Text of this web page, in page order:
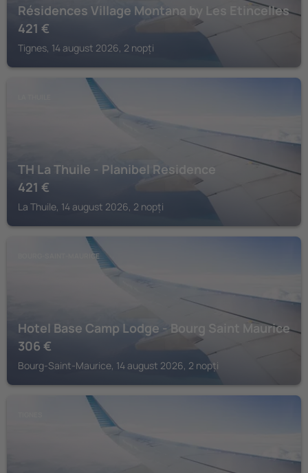
Résidences Village Montana by Les Etincelles
421 €
Tignes, 14 august 2026, 2 nopți
TH La Thuile - Planibel Residence
421 €
La Thuile, 14 august 2026, 2 nopți
BOURG-SAINT-MAURICE
Hotel Base Camp Lodge - Bourg Saint Maurice
306 €
Bourg-Saint-Maurice, 14 august 2026, 2 nopți